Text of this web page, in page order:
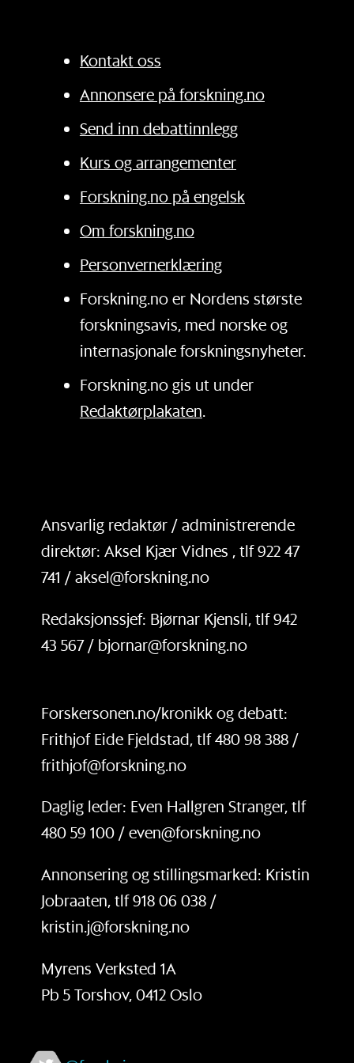
Kontakt oss
Annonsere på forskning.no
Send inn debattinnlegg
Kurs og arrangementer
Forskning.no på engelsk
Om forskning.no
Personvernerklæring
Forskning.no er Nordens største
forskningsavis, med norske og
internasjonale forskningsnyheter.
Forskning.no gis ut under
Redaktørplakaten.
Ansvarlig redaktør / administrerende
direktør: Aksel Kjær Vidnes , tlf 922 47
741 / aksel@forskning.no
Redaksjonssjef: Bjørnar Kjensli, tlf 942
43 567 / bjornar@forskning.no
Forskersonen.no/kronikk og debatt:
Frithjof Eide Fjeldstad, tlf 480 98 388 /
frithjof@forskning.no
Daglig leder: Even Hallgren Stranger, tlf
480 59 100 / even@forskning.no
Annonsering og stillingsmarked: Kristin
Jobraaten, tlf 918 06 038 /
kristin.j@forskning.no
Myrens Verksted 1A
Pb 5 Torshov, 0412 Oslo